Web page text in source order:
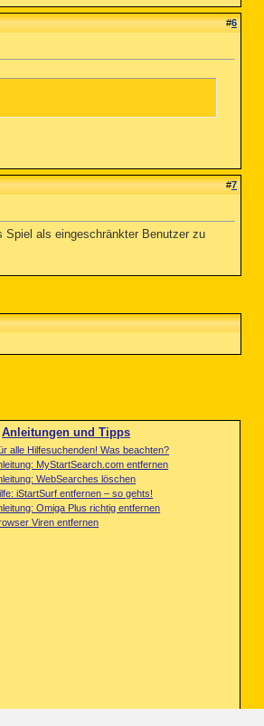
#6
#7
als eingeschränkter Benutzer zu
Anleitungen und Tipps
alle Hilfesuchenden! Was beachten?
MyStartSearch.com entfernen
WebSearches löschen
iStartSurf entfernen – so gehts!
Omiga Plus richtig entfernen
Viren entfernen